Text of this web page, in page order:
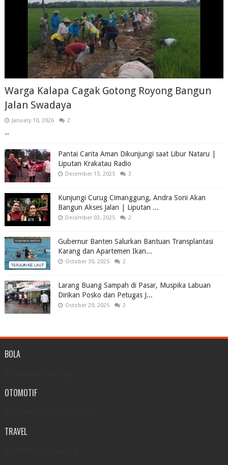
Warga Kalapa Cagak Gotong Royong Bangun
Jalan Swadaya
January 10, 2026 2
...
Pantai Carita Aman Dikunjungi saat Libur Nataru |
Liputan Krakatau Radio
December 13, 2025 3
Kunjungi Curug Cimanggung, Andra Soni Akan
Bangun Akses Jalan | Liputan ...
December 03, 2025 2
Gubernur Banten Salurkan Bantuan Transplantasi
Karang dan Apartemen Ikan...
October 30, 2025 2
Larang Buang Sampah di Pasar, Muspika Labuan
Dirikan Posko dan Petugas J...
October 29, 2025 2
BOLA
OTOMOTIF
TRAVEL